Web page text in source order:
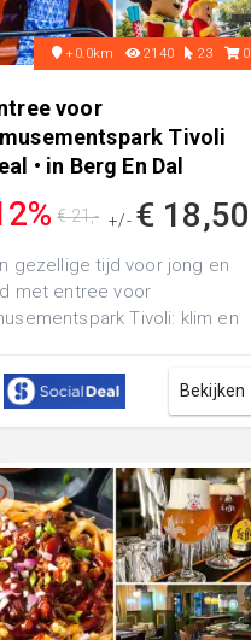
+0.0km 2140 23 0
voor
Tivoli
• in Berg En Dal
+/- € 18,50
€ 21,-
gezellige tijd voor jong en
met entree voor
Tivoli: klim en
ontdek ...
Bekijken